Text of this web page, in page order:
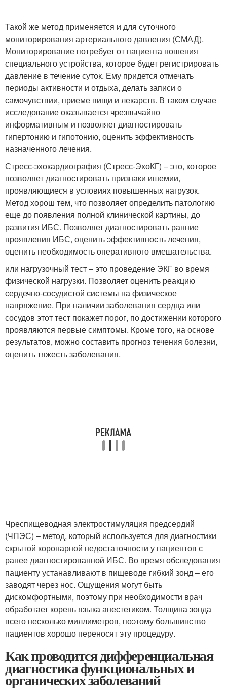
Такой же метод применяется и для суточного
мониторирования артериального давления (СМАД).
Мониторирование потребует от пациента ношения
специального устройства, которое будет регистрировать
давление в течение суток. Ему придется отмечать
периоды активности и отдыха, делать записи о
самочувствии, приеме пищи и лекарств. В таком случае
исследование оказывается чрезвычайно
информативным и позволяет диагностировать
гипертонию и гипотонию, оценить эффективность
назначенного лечения.
Стресс-эхокардиография (Стресс-ЭхоКГ) – это, которое
позволяет диагностировать признаки ишемии,
проявляющиеся в условиях повышенных нагрузок.
Метод хорош тем, что позволяет определить патологию
еще до появления полной клинической картины, до
развития ИБС. Позволяет диагностировать ранние
проявления ИБС, оценить эффективность лечения,
оценить необходимость оперативного вмешательства.
или нагрузочный тест – это проведение ЭКГ во время
физической нагрузки. Позволяет оценить реакцию
сердечно-сосудистой системы на физическое
напряжение. При наличии заболевания сердца или
сосудов этот тест покажет порог, по достижении которого
проявляются первые симптомы. Кроме того, на основе
результатов, можно составить прогноз течения болезни,
оценить тяжесть заболевания.
Чреспищеводная электростимуляция предсердий
(ЧПЭС) – метод, который используется для диагностики
скрытой коронарной недостаточности у пациентов с
ранее диагностированной ИБС. Во время обследования
пациенту устанавливают в пищеводе гибкий зонд – его
заводят через нос. Ощущения могут быть
дискомфортными, поэтому при необходимости врач
обработает корень языка анестетиком. Толщина зонда
всего несколько миллиметров, поэтому большинство
пациентов хорошо переносят эту процедуру.
Как проводится дифференциальная
диагностика функциональных и
органических заболеваний